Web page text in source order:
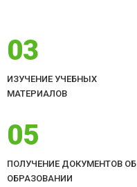
03
ИЗУЧЕНИЕ УЧЕБНЫХ
МАТЕРИАЛОВ
05
ПОЛУЧЕНИЕ ДОКУМЕНТОВ ОБ
ОБРАЗОВАНИИ